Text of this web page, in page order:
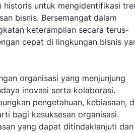
historis untuk mengidentifikasi
bisnis. Bersemangat dalam
keterampilan secara terus-
cepat di lingkungan bisnis
organisasi yang menjunjung
inovasi serta kolaborasi.
pengetahuan, kebiasaan,
bagi kesuksesan organisasi.
yang dapat ditindaklanjuti dan